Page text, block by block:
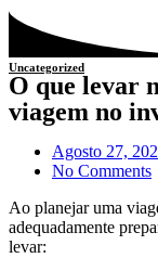
Uncategorized
O que levar
viagem no
Agosto 27,
No Comments
Ao planejar uma
adequadamente
levar: